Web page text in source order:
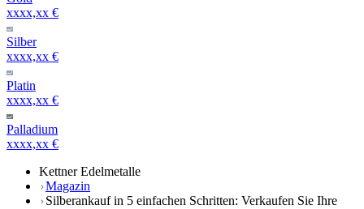
xxxx,xx €
Silber
xxxx,xx €
Platin
xxxx,xx €
Palladium
xxxx,xx €
Kettner Edelmetalle
Magazin
Silberankauf in 5 einfachen Schritten: Verkaufen Sie Ihre